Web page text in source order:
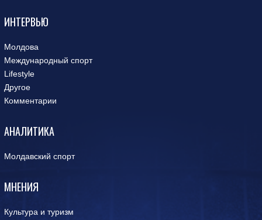
ИНТЕРВЬЮ
Молдова
Международный спорт
Lifestyle
Другое
Комментарии
АНАЛИТИКА
Молдавский спорт
МНЕНИЯ
Культура и туризм